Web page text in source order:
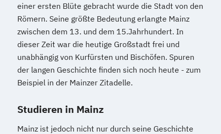
einer ersten Blüte gebracht wurde die Stadt von den
Römern. Seine größte Bedeutung erlangte Mainz
zwischen dem 13. und dem 15.Jahrhundert. In
dieser Zeit war die heutige Großstadt frei und
unabhängig von Kurfürsten und Bischöfen. Spuren
der langen Geschichte finden sich noch heute - zum
Beispiel in der Mainzer Zitadelle.
Studieren in Mainz
Mainz ist jedoch nicht nur durch seine Geschichte